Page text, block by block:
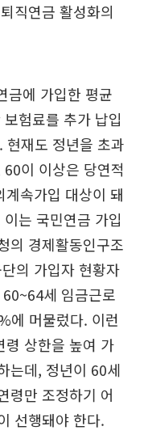
직연금 활성화의
금에 가입한 평균
험료를 추가 납입
재도 정년을 초과
이 이상은 당연적
속가입 대상이 돼
는 국민연금 가입
의 경제활동인구조
의 가입자 현황자
세 임금근로
에 머물렀다. 이런
령 상한을 높여 가
는데, 정년이 60세
령만 조정하기 어
선행돼야 한다.